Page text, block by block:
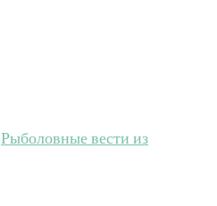
Рыболовные вести из